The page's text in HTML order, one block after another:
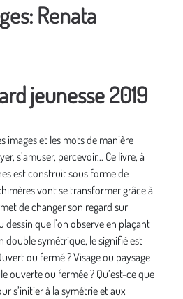
Renata
jeunesse 2019
images et les mots de manière
s’amuser, percevoir... Ce livre, à
est construit sous forme de
vont se transformer grâce à
de changer son regard sur
dessin que l’on observe en plaçant
double symétrique, le signifié est
ou fermé ? Visage ou paysage
ouverte ou fermée ? Qu’est-ce que
s’initier à la symétrie et aux